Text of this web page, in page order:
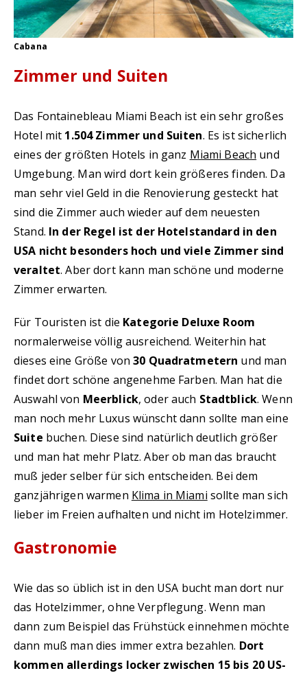
Cabana
Zimmer und Suiten
Das Fontainebleau Miami Beach ist ein sehr großes
Hotel mit 1.504 Zimmer und Suiten. Es ist sicherlich
eines der größten Hotels in ganz Miami Beach und
Umgebung. Man wird dort kein größeres finden. Da
man sehr viel Geld in die Renovierung gesteckt hat
sind die Zimmer auch wieder auf dem neuesten
Stand. In der Regel ist der Hotelstandard in den
USA nicht besonders hoch und viele Zimmer sind
veraltet. Aber dort kann man schöne und moderne
Zimmer erwarten.
Für Touristen ist die Kategorie Deluxe Room
normalerweise völlig ausreichend. Weiterhin hat
dieses eine Größe von30 Quadratmetern und man
findet dort schöne angenehme Farben. Man hat die
Auswahl von Meerblick, oder auch Stadtblick. Wenn
man noch mehr Luxus wünscht dann sollte man eine
Suite buchen. Diese sind natürlich deutlich größer
und man hat mehr Platz. Aber ob man das braucht
muß jeder selber für sich entscheiden. Bei dem
ganzjährigen warmen Klima in Miami sollte man sich
lieber im Freien aufhalten und nicht im Hotelzimmer.
Gastronomie
Wie das so üblich ist in den USA bucht man dort nur
das Hotelzimmer, ohne Verpflegung. Wenn man
dann zum Beispiel das Frühstück einnehmen möchte
dann muß man dies immer extra bezahlen. Dort
kommen allerdings locker zwischen 15 bis 20 US-